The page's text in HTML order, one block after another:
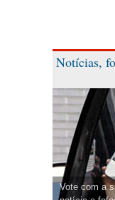
Notícias,
Vote com a